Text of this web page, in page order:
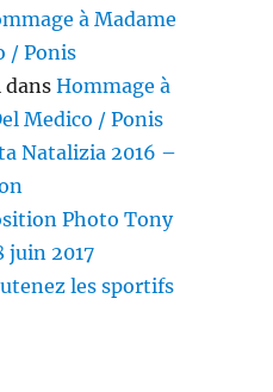
à Madame
/ Ponis
dansHommage à
Medico / Ponis
Natalizia 2016 –
Photo Tony
juin 2017
les sportifs